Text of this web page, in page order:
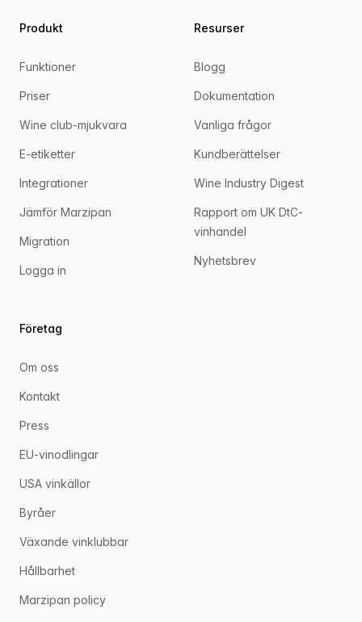
Produkt
Funktioner
Priser
Wine club-mjukvara
E-etiketter
Integrationer
Jämför Marzipan
Migration
Logga in
Resurser
Blogg
Dokumentation
Vanliga frågor
Kundberättelser
Wine Industry Digest
Rapport om UK DtC-
vinhandel
Nyhetsbrev
Företag
Om oss
Kontakt
Press
EU-vinodlingar
USA vinkällor
Byråer
Växande vinklubbar
Hållbarhet
Marzipan policy